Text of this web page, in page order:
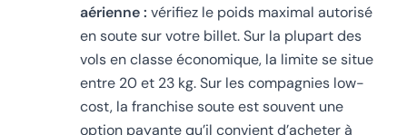
aérienne : vérifiez le poids maximal autorisé
en soute sur votre billet. Sur la plupart des
vols en classe économique, la limite se situe
entre 20 et 23 kg. Sur les compagnies low-
cost, la franchise soute est souvent une
option payante qu’il convient d’acheter à